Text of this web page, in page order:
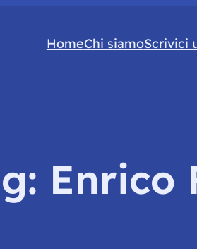
HomeChi siamoScrivici
Enrico